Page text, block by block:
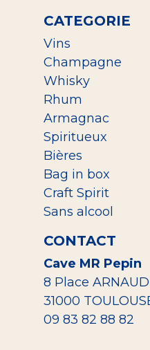
CATEGORIE
Vins
Champagne
Whisky
Rhum
Armagnac
Spiritueux
Bières
Bag in box
Craft Spirit
Sans alcool
CONTACT
Cave MR Pepin
8 Place
31000
09 83 82 88 82